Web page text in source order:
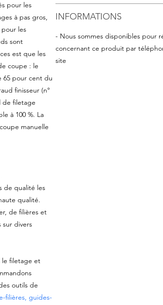
pour les
à pas gros,
les
sont
est que les
coupe : le
65 pour cent du
finisseur (n°
de filetage
à 100 %. La
manuelle
de qualité les
qualité.
de filières et
sur divers
le filetage et
outils de
filières, guides-
INFORMATIONS
- Nous sommes disponibles pour
concernant ce produit par
site